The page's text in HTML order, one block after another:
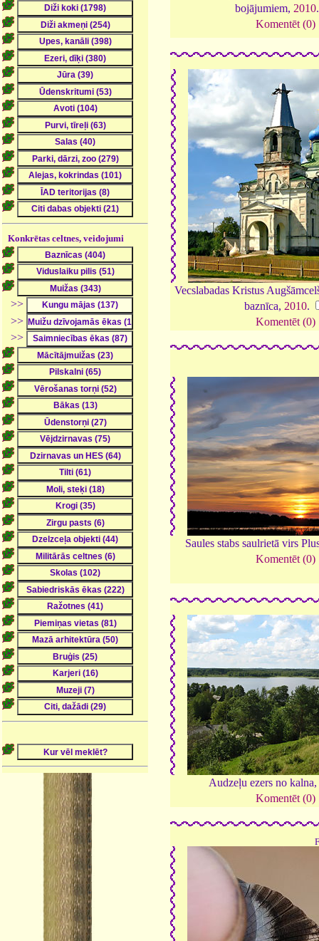
Konkrētas celtnes, veidojumi
>>
>>
>>
bojājumiem, 2010
Komentēt (0)
Vecslabadas Kristus
baznīca, 2010.
Komentēt (0)
Saules stabs saulrietā virs
Komentēt (0)
Audzeļu ezers no kalna,
Komentēt (0)